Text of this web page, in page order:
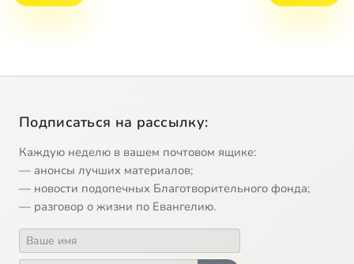
Подписаться на рассылку:
Каждую неделю в вашем почтовом ящике:
— анонсы лучших материалов;
— новости подопечных Благотворительного фонда;
— разговор о жизни по Евангелию.